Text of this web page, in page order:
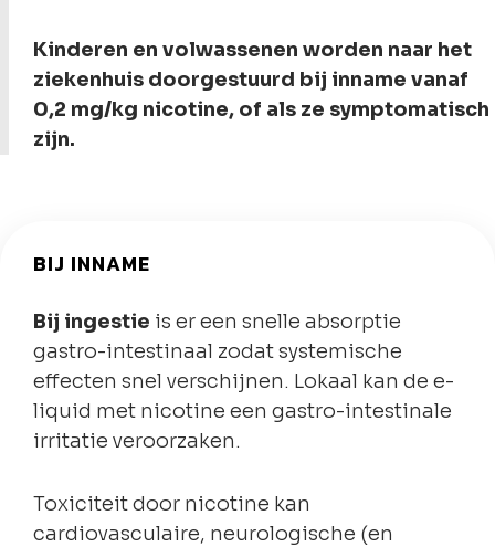
Kinderen en volwassenen worden naar het
ziekenhuis doorgestuurd bij inname vanaf
0,2 mg/kg nicotine, of als ze symptomatisch
zijn.
BIJ INNAME
Bij ingestie is er een snelle absorptie
gastro-intestinaal zodat systemische
effecten snel verschijnen. Lokaal kan de e-
liquid met nicotine een gastro-intestinale
irritatie veroorzaken.
Toxiciteit door nicotine kan
cardiovasculaire, neurologische (en